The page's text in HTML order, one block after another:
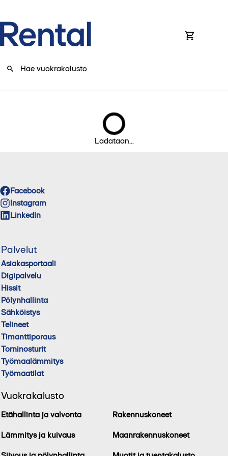
Ladataan...
Facebook
Instagram
LinkedIn
Palvelut
Asiakasportaali
Digipalvelu
Hissit
Pölynhallinta
Sähköistys
Telineet
Timanttiporaus
Torninosturit
Työmaalämmitys
Työmaatilat
Vuokrakalusto
Etähallinta ja valvonta
Lämmitys ja kuivaus
Rakennuskoneet
Maanrakennuskoneet